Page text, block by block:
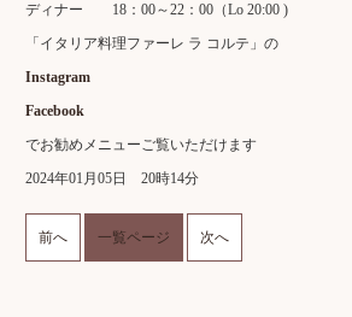
ディナー 18：00～22：00（Lo 20:00 )
「イタリア料理ファーレ ラ コルテ」の
Instagram
Facebook
でお勧めメニューご覧いただけます
2024年01月05日 20時14分
前へ 一覧ページ 次へ